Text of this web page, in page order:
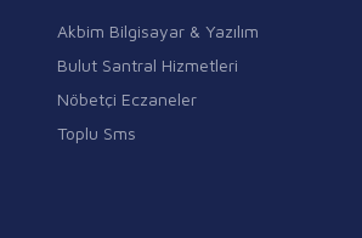
Akbim Bilgisayar & Yazılım
Bulut Santral Hizmetleri
Nöbetçi Eczaneler
Toplu Sms